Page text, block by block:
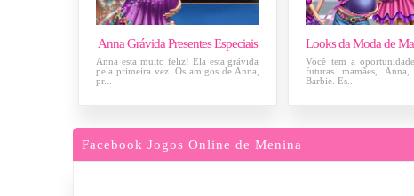
Anna Grávida Presentes Especiais
Anna esta muito feliz! Ela esta grávida
pela primeira vez. Os amigos de Anna,
pr...
Você tem a
futuras mamães,
Barbie. Es...
Facebook Jogos Online de Menina